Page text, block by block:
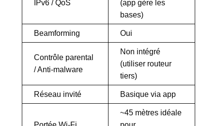
IPv6 / QoS
(app gère les
bases)
Beamforming Oui
Contrôle parental
/ Anti-malware
Non intégré
(utiliser routeur
tiers)
Réseau invité Basique via app
~45 mètres idéale